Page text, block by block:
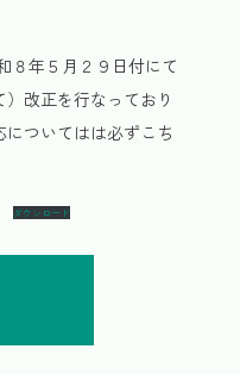
８年５月２９日付にて
改正を行なっており
ついてはは必ずこち
ダウンロード